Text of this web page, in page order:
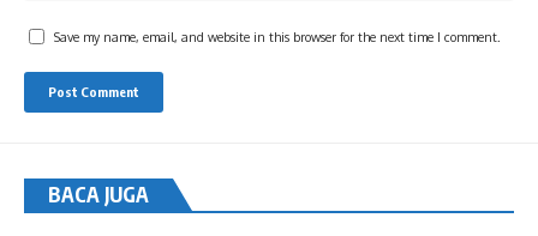
Save my name, email, and website in this browser for the next time I comment.
BACA JUGA